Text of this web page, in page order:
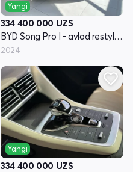
Yangi
334 400 000 UZS
BYD Song Pro I - avlod restyling
2024
Yangi
334 400 000 UZS